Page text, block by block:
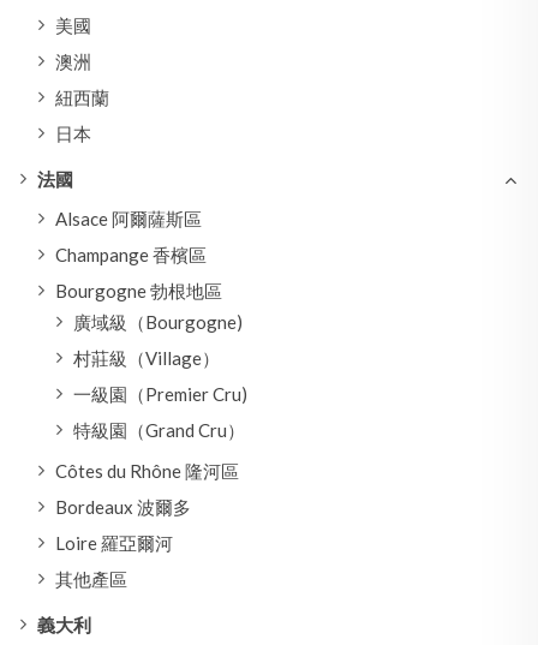
美國
澳洲
紐西蘭
日本
法國
Alsace 阿爾薩斯區
Champange 香檳區
Bourgogne 勃根地區
廣域級（Bourgogne)
村莊級（Village）
一級園（Premier Cru)
特級園（Grand Cru）
Côtes du Rhône 隆河區
Bordeaux 波爾多
Loire 羅亞爾河
其他產區
義大利